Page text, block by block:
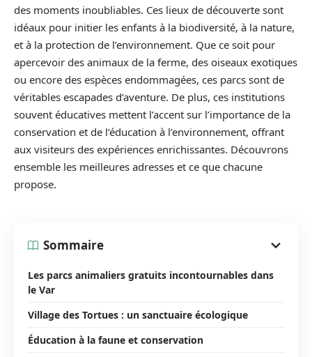
des moments inoubliables. Ces lieux de découverte sont
idéaux pour initier les enfants à la biodiversité, à la nature,
et à la protection de l’environnement. Que ce soit pour
apercevoir des animaux de la ferme, des oiseaux exotiques
ou encore des espèces endommagées, ces parcs sont de
véritables escapades d’aventure. De plus, ces institutions
souvent éducatives mettent l’accent sur l’importance de la
conservation et de l’éducation à l’environnement, offrant
aux visiteurs des expériences enrichissantes. Découvrons
ensemble les meilleures adresses et ce que chacune
propose.
Sommaire
Les parcs animaliers gratuits incontournables dans
le Var
Village des Tortues : un sanctuaire écologique
Éducation à la faune et conservation